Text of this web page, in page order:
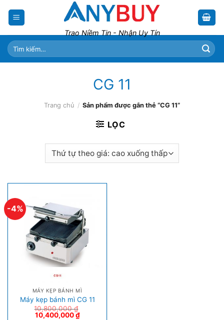
Trao Niềm Tin - Nhận Uy Tín
Tìm
kiếm:
CG 11
Trang chủ / Sản phẩm được gắn thẻ “CG 11”
LỌC
-4%
MÁY KẸP BÁNH MÌ
Máy kẹp bánh mì CG 11
10,800,000₫
10,400,000₫